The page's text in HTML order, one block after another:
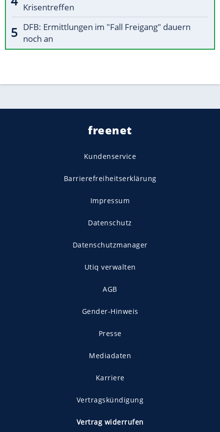
Krisentreffen
DFB: Ermittlungen im "Fall Freigang" dauern
noch an
freenet
Kundenservice
Barrierefreiheitserklärung
Impressum
Datenschutz
Datenschutzmanager
Utiq verwalten
AGB
Gender-Hinweis
Presse
Mediadaten
Karriere
Vertragskündigung
Vertrag widerrufen